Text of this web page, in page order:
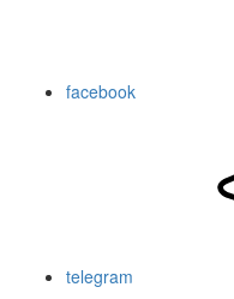
facebook
telegram